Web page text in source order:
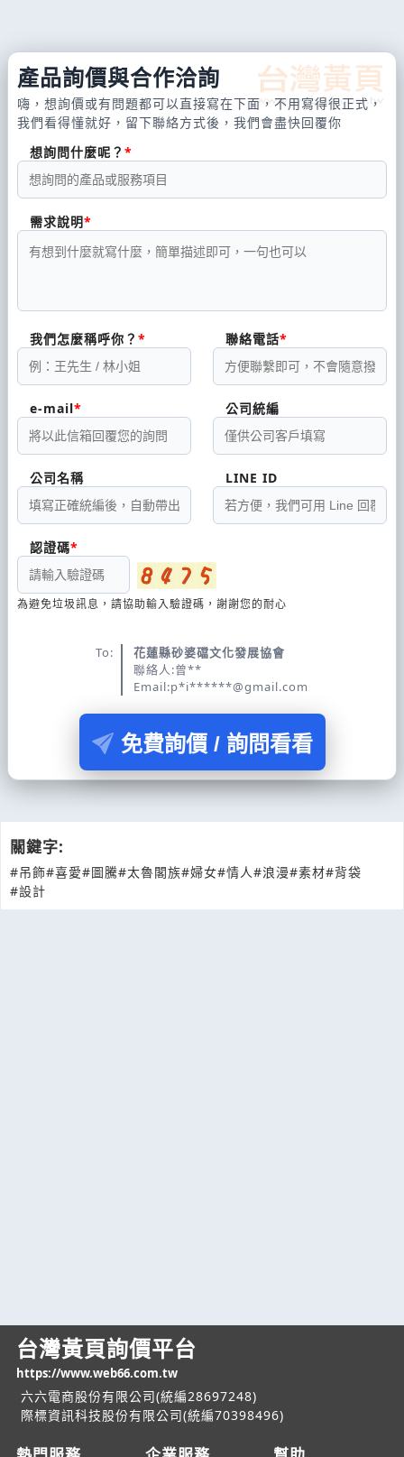
產品詢價與合作洽詢
嗨，想詢價或有問題都可以直接寫在下面，不用寫得很正式，
我們看得懂就好，留下聯絡方式後，我們會盡快回覆你
想詢問什麼呢？
需求說明
我們怎麼稱呼你？ 聯絡電話
e-mail 公司統編
公司名稱 LINE ID
認證碼
為避免垃圾訊息，請協助輸入驗證碼，謝謝您的耐心
To:
花蓮縣砂婆礑文化發展協會
聯絡人:曾**
Email:p*i******@gmail.com
免費詢價 / 詢問看看
關鍵字:
#吊飾#喜愛#圖騰#太魯閣族#婦女#情人#浪漫#素材#背袋
#設計
台灣黃頁詢價平台
https://www.web66.com.tw
六六電商股份有限公司(統編28697248)
際標資訊科技股份有限公司(統編70398496)